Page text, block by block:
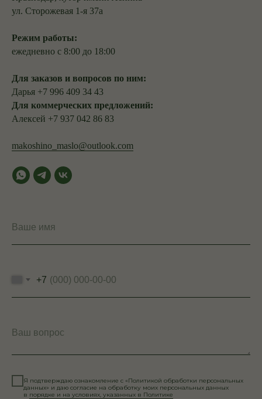
ул. Сторожевая 1-я 37а
Режим работы:
ежедневно с 8:00 до 18:00
Для заказов и вопросов по ним:
Дарья +7 996 409 34 43
Для коммерческих предложений:
Алексей +7 937 042 86 83
makoshino_maslo@outlook.com
Ваше имя
+7
Ваш вопрос
Я подтверждаю ознакомление с «Политикой обработки персональных
данных» и даю согласие на обработку моих персональных данных
в порядке и на условиях, указанных в Политике